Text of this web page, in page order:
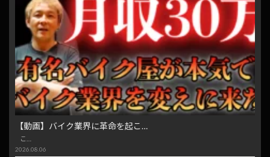
【動画】バイク業界に革命を起こ…
こ…
2026.08.06